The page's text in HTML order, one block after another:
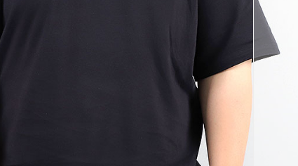
코 라이프